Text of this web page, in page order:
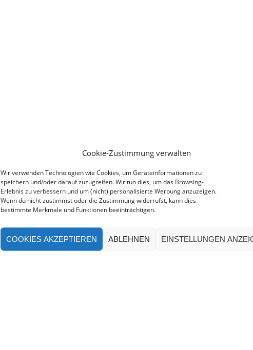
Cookie-Zustimmung verwalten
Wir verwenden Technologien wie Cookies, um Geräteinformationen zu
speichern und/oder darauf zuzugreifen. Wir tun dies, um das Browsing-
Erlebnis zu verbessern und um (nicht) personalisierte Werbung anzuzeigen.
Wenn du nicht zustimmst oder die Zustimmung widerrufst, kann dies
bestimmte Merkmale und Funktionen beeinträchtigen.
COOKIES AKZEPTIEREN ABLEHNEN EINSTELLUNGEN